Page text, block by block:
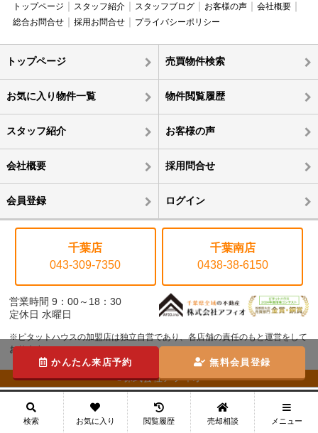
トップページ スタッフ紹介 スタッフブログ お客様の声
会社概要
総合お問合せ
採用お問合せ プライバシーポリシー
トップページ 売買物件検索
お気に入り物件一覧 物件閲覧履歴
スタッフ紹介 お客様の声
会社概要 採用問合せ
会員登録 ログイン
千葉店
043-309-7350
千葉南店
0438-38-6150
営業時間 9：00～18：30
定休日 水曜日
※ピタットハウスの加盟店は独立自営であり、各店舗の責任のもと運営をして
おります。
©株式会社アフィオ
かんたん来店予約 無料会員登録
検索 お気に入り 閲覧履歴 売却相談 メニュー